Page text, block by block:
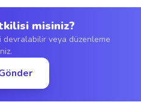
misiniz?
devralabilir veya düzenleme